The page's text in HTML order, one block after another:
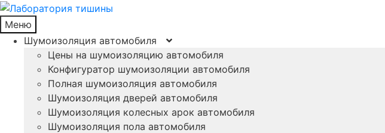
Меню
Шумоизоляция автомобиля
Цены на шумоизоляцию автомобиля
Конфигуратор шумоизоляции автомобиля
Полная шумоизоляция автомобиля
Шумоизоляция дверей автомобиля
Шумоизоляция колесных арок автомобиля
Шумоизоляция пола автомобиля